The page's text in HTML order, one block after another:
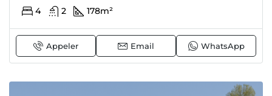
4 2 178m²
Appeler Email WhatsApp